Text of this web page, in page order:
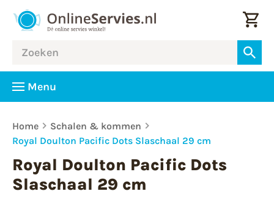
Menu
Home
Schalen & kommen
Royal Doulton Pacific Dots Slaschaal 29 cm
Royal Doulton Pacific Dots
Slaschaal 29 cm